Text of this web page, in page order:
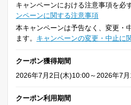
キャンペーンにおける注意事項を必
ンペーンに関する注意事項
本キャンペーンは予告なく、変更・
ます。 キャンペーンの変更・中止に
クーポン獲得期間
2026年7月2日(木)10:00～2026年7
クーポン利用期間